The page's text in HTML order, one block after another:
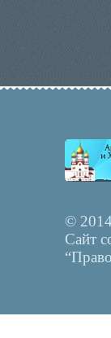
©
Сайт